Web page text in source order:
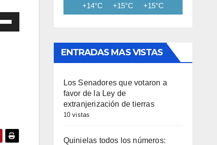
+14°C +15°C +15°C
ENTRADAS MAS VISTAS
Los Senadores que votaron a
favor de la Ley de
extranjerización de tierras
10 vistas
Quinielas todos los números: